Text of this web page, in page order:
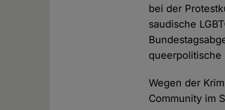
bei der
saudische
queerpolitische
Wegen der
Community im